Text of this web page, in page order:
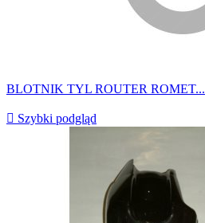
BLOTNIK TYL ROUTER ROMET...
 Szybki podgląd